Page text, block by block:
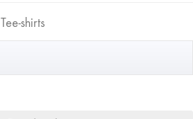
Tee-shirts